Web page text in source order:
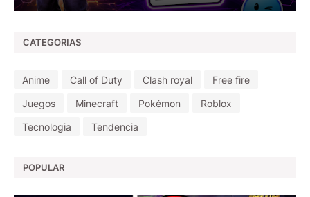
CATEGORIAS
Anime Call of Duty Clash royal
Free fire
Juegos
Minecraft Pokémon
Roblox
Tecnologia
Tendencia
POPULAR